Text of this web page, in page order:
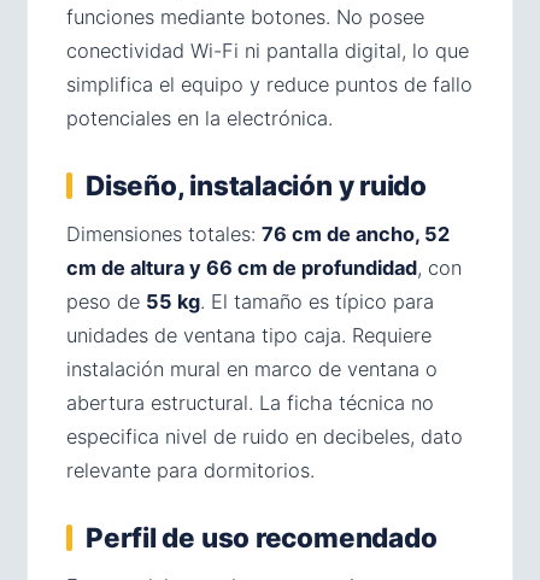
funciones mediante botones. No posee
conectividad Wi-Fi ni pantalla digital, lo que
simplifica el equipo y reduce puntos de fallo
potenciales en la electrónica.
Diseño, instalación y ruido
Dimensiones totales: 76 cm de ancho, 52
cm de altura y 66 cm de profundidad, con
peso de 55 kg. El tamaño es típico para
unidades de ventana tipo caja. Requiere
instalación mural en marco de ventana o
abertura estructural. La ficha técnica no
especifica nivel de ruido en decibeles, dato
relevante para dormitorios.
Perfil de uso recomendado